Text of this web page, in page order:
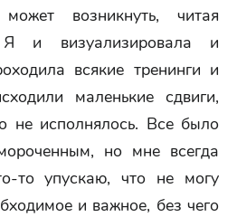
возникнуть, читая
Я и визуализировала и
всякие тренинги и
маленькие сдвиги,
не исполнялось. Все было
но мне всегда
то упускаю, что не могу
и важное, без чего